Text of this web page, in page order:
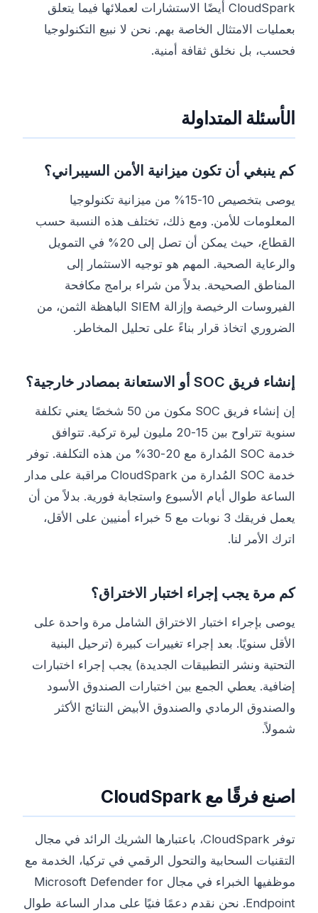
CloudSpark أيضًا الاستشارات لعملائها فيما يتعلق
بعمليات الامتثال الخاصة بهم. نحن لا نبيع التكنولوجيا
فحسب، بل نخلق ثقافة أمنية.
الأسئلة المتداولة
كم ينبغي أن تكون ميزانية الأمن السيبراني؟
يوصى بتخصيص 10-15% من ميزانية تكنولوجيا
المعلومات للأمن. ومع ذلك، تختلف هذه النسبة حسب
القطاع، حيث يمكن أن تصل إلى 20% في التمويل
والرعاية الصحية. المهم هو توجيه الاستثمار إلى
المناطق الصحيحة. بدلاً من شراء برامج مكافحة
الفيروسات الرخيصة وإزالة SIEM الباهظة الثمن، من
الضروري اتخاذ قرار بناءً على تحليل المخاطر.
إنشاء فريق SOC أو الاستعانة بمصادر خارجية؟
إن إنشاء فريق SOC مكون من 50 شخصًا يعني تكلفة
سنوية تتراوح بين 15-20 مليون ليرة تركية. تتوافق
خدمة SOC المُدارة مع 20-30% من هذه التكلفة. توفر
خدمة SOC المُدارة من CloudSpark مراقبة على مدار
الساعة طوال أيام الأسبوع واستجابة فورية. بدلاً من أن
يعمل فريقك 3 نوبات مع 5 خبراء أمنيين على الأقل،
اترك الأمر لنا.
كم مرة يجب إجراء اختبار الاختراق؟
يوصى بإجراء اختبار الاختراق الشامل مرة واحدة على
الأقل سنويًا. بعد إجراء تغييرات كبيرة (ترحيل البنية
التحتية ونشر التطبيقات الجديدة) يجب إجراء اختبارات
إضافية. يعطي الجمع بين اختبارات الصندوق الأسود
والصندوق الرمادي والصندوق الأبيض النتائج الأكثر
شمولاً.
اصنع فرقًا مع CloudSpark
توفر CloudSpark، باعتبارها الشريك الرائد في مجال
التقنيات السحابية والتحول الرقمي في تركيا، الخدمة مع
موظفيها الخبراء في مجال Microsoft Defender for
Endpoint. نحن نقدم دعمًا فنيًا على مدار الساعة طوال